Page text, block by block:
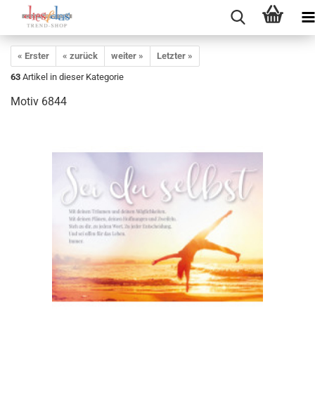
« Erster « zurück weiter »
Letzter »
63 Artikel in dieser Kategorie
Motiv 6844